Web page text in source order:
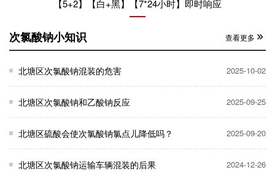
【5+2】【白+黑】【7*24小时】即时响应
次氯酸钠小知识 查看更多
北塘区次氯酸钠混装的危害 2025-10-02
北塘区次氯酸钠和乙酸钠反应 2025-09-25
北塘区硫酸会使次氯酸钠氯点儿降低吗？ 2025-09-20
北塘区次氯酸钠运输车辆混装的后果 2024-12-26